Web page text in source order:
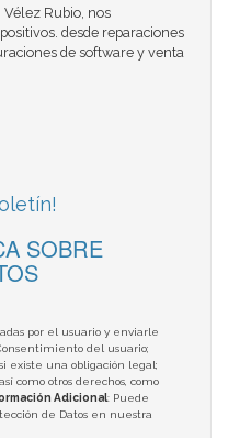
Rubio, nos
desde reparaciones
de software y venta
SOBRE
por el usuario y enviarle
del usuario;
existe una obligación legal;
como otros derechos, como
Adicional: Puede
de Datos en nuestra